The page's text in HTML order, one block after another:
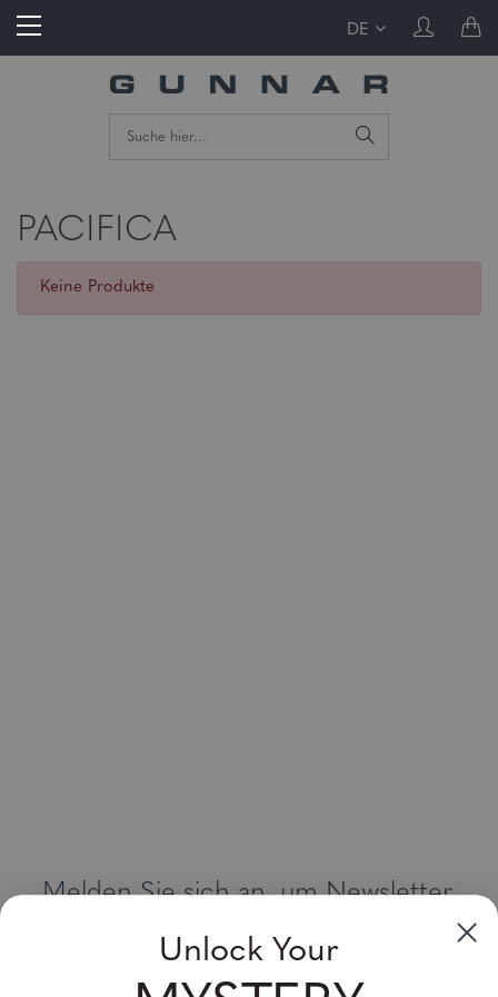
DE
PACIFICA
Keine Produkte
Melden Sie sich an, um Newsletter,
Sonderangebote und Gutscheine zu
erhalten
Bitte geben Sie Ihre E-Mail Adresse ein und abonnieren Sie!
Unlock Your